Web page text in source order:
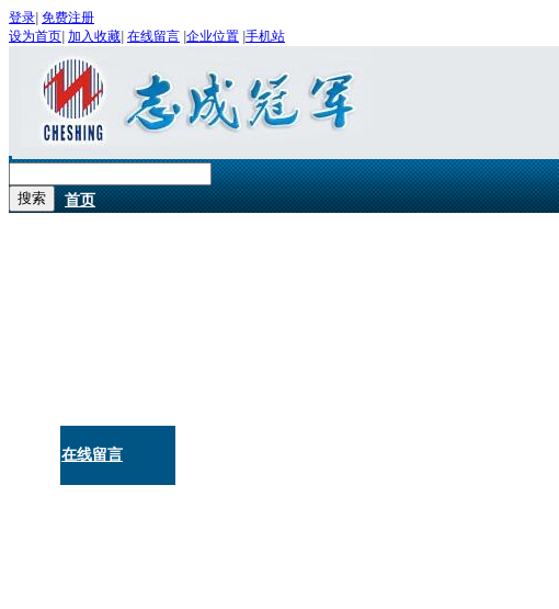
登录 免费注册
设为首页 加入收藏 在线留言 企业位置 手机站
首页
在线留言